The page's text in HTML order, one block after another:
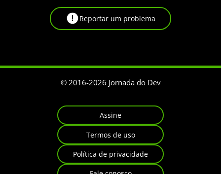
Reportar um problema
© 2016-2026 Jornada do Dev
Assine
Termos de uso
Política de privacidade